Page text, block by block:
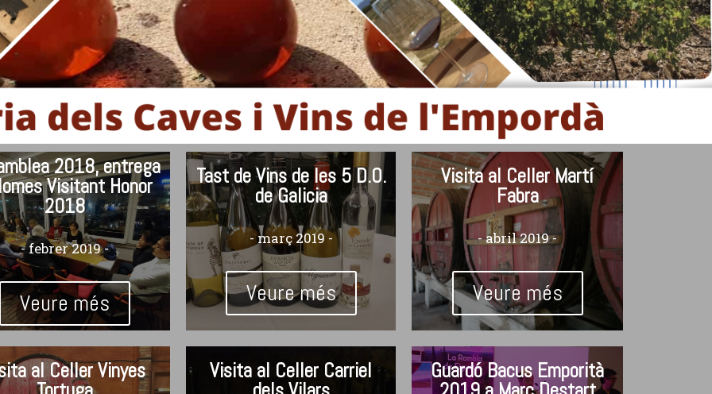
2018, entrega
Visitant Honor
2018
- febrer 2019 -
Veure més
Tast de Vins de les 5 D.O.
de Galicia
- març 2019 -
Veure més
Visita al Celler Martí
Fabra
- abril 2019 -
Veure més
al Celler Vinyes
Visita al Celler Carriel
Guardó Bacus Emporità